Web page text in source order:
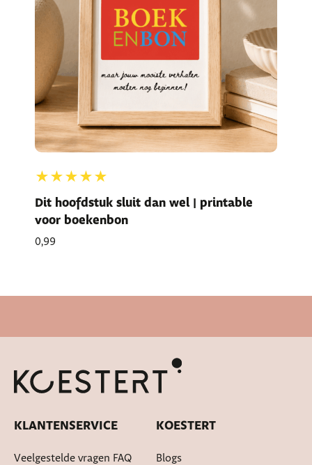
★★★★★
Dit hoofdstuk sluit dan wel | printable
voor boekenbon
0,99
Cadeautje bij bestelling
KLANTENSERVICE
Veelgestelde vragen FAQ
KOESTERT
Blogs